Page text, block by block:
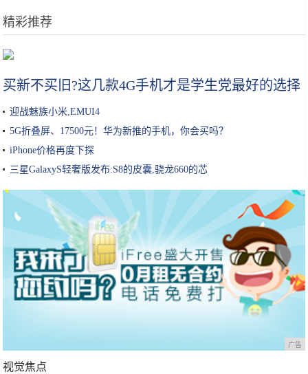
精彩推荐
买新不买旧?这几款4G手机才是学生党最好的选择
迎战魅族小米,EMUI4
5G折叠屏、17500元！华为新推的手机，你会买吗？
iPhone价格再度下探
三星GalaxyS轻奢版发布:S8的皮囊,骁龙660的芯
广告
视觉焦点